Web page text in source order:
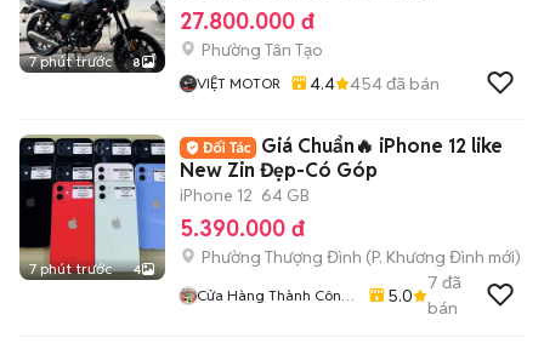
7 phút trước 8
27.800.000 đ
Phường Tân Tạo
VIỆT MOTOR 4.4 454đã bán
7 phút trước 4
Giá Chuẩn🔥 iPhone 12 like
New Zin Đẹp-Có Góp
iPhone 12 64 GB
5.390.000 đ
Phường Thượng Đình (P. Khương Đình mới)
Cửa Hàng Thành Công
5.0
7 đã
bán